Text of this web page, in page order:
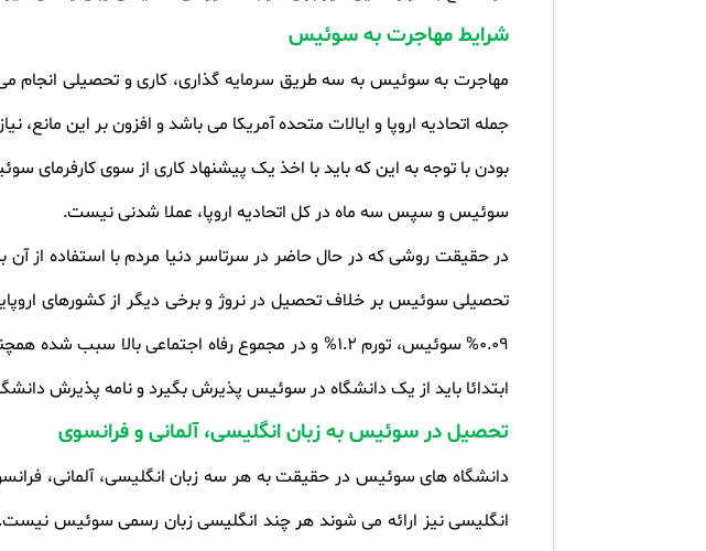
شرایط مهاجرت به سوئیس
مهاجرت به سوئیس به سه طریق سرمایه گذاری، کاری و تحصیلی
جمله اتحادیه اروپا و ایالات متحده آمریکا می باشد و افزون بر این
بودن با توجه به این که باید با اخذ یک پیشنهاد کاری از سوی
سوئیس و سپس سه ماه در کل اتحادیه اروپا، عملا شدنی نیست.
در حقیقت روشی که در حال حاضر در سرتاسر دنیا مردم با استفاده
تحصیلی سوئیس بر خلاف تحصیل در نروژ و برخی دیگر از کشورهای
0.09% سوئیس، تورم 1.2% و در مجموع رفاه اجتماعی
ابتدائا باید از یک دانشگاه در سوئیس پذیرش بگیرد و نامه پذیرش
تحصیل در سوئیس به زبان انگلیسی، آلمانی و فرانسوی
دانشگاه های سوئیس در حقیقت به هر سه زبان انگلیسی، آلمانی،
انگلیسی نیز ارائه می شوند هر چند انگلیسی زبان رسمی سوئیس نیست.